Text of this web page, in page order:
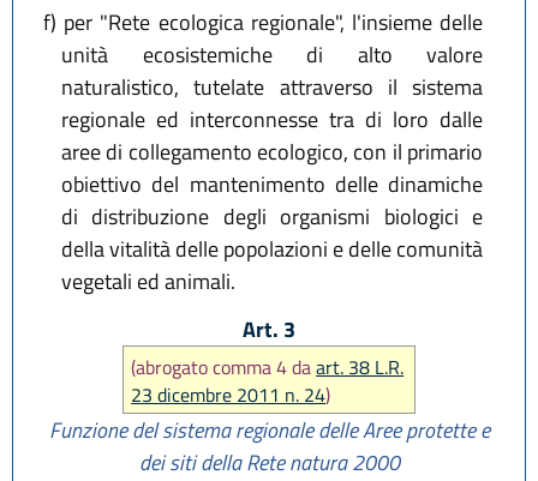
f) per "Rete ecologica regionale", l'insieme delle
unità ecosistemiche di alto valore
naturalistico, tutelate attraverso il sistema
regionale ed interconnesse tra di loro dalle
aree di collegamento ecologico, con il primario
obiettivo del mantenimento delle dinamiche
di distribuzione degli organismi biologici e
della vitalità delle popolazioni e delle comunità
vegetali ed animali.
Art. 3
(abrogato comma 4 daart. 38 L.R.
23 dicembre 2011 n. 24)
Funzione del sistema regionale delle Aree protette e
dei siti della Rete natura 2000